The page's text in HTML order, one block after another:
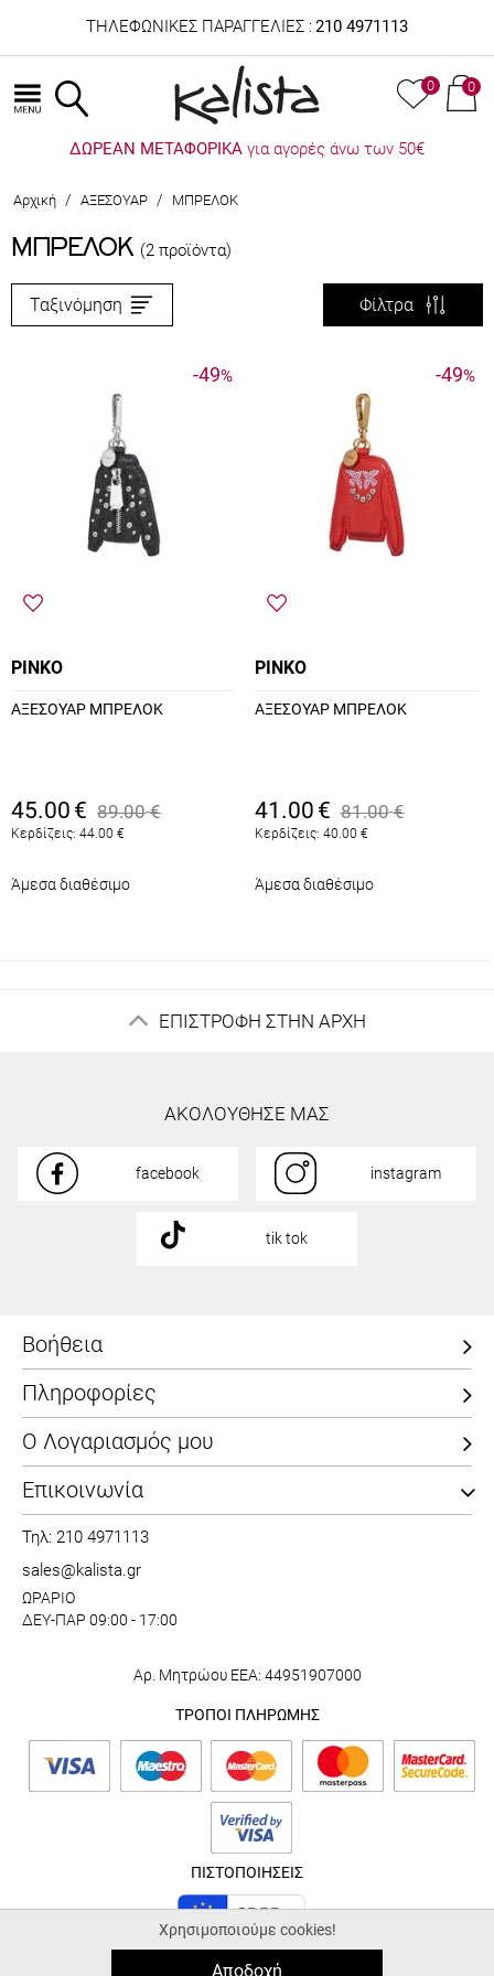
ΤΗΛΕΦΩΝΙΚΕΣ ΠΑΡΑΓΓΕΛΙΕΣ : 210 4971113
0 0
ΔΩΡΕΑΝ ΜΕΤΑΦΟΡΙΚΑ για αγορές άνω των 50€
Αρχική / ΑΞΕΣΟΥΑΡ / ΜΠΡΕΛΟΚ
ΜΠΡΕΛΟΚ (2 προϊόντα)
Ταξινόμηση Φίλτρα
-49%
PINKO
ΑΞΕΣΟΥΑΡ ΜΠΡΕΛΟΚ
45.00 € 89.00 €
Κερδίζεις: 44.00 €
Άμεσα διαθέσιμο
-49%
PINKO
ΑΞΕΣΟΥΑΡ ΜΠΡΕΛΟΚ
41.00 € 81.00 €
Κερδίζεις: 40.00 €
Άμεσα διαθέσιμο
ΕΠΙΣΤΡΟΦΗ ΣΤΗΝ ΑΡΧΗ
ΑΚΟΛΟΥΘΗΣΕ ΜΑΣ
facebook instagram
tik tok
Βοήθεια
Πληροφορίες
Ο Λογαριασμός μου
Επικοινωνία
Τηλ: 210 4971113
sales@kalista.gr
ΩΡΑΡΙΟ
ΔΕΥ-ΠΑΡ 09:00 - 17:00
Αρ. Μητρώου ΕΕΑ: 44951907000
ΤΡΟΠΟΙ ΠΛΗΡΩΜΗΣ
ΠΙΣΤΟΠΟΙΗΣΕΙΣ
Χρησιμοποιούμε cookies!
Αποδοχή